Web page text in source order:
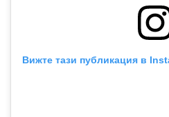
Вижте тази публикация в